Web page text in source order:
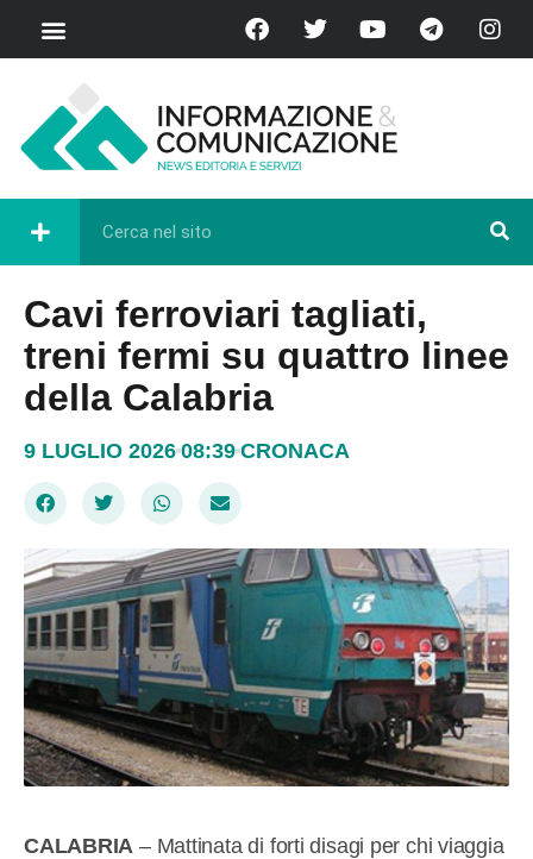
Cavi ferroviari tagliati,
treni fermi su quattro linee
della Calabria
9 LUGLIO 2026 08:39 CRONACA
CALABRIA – Mattinata di forti disagi per chi viaggia